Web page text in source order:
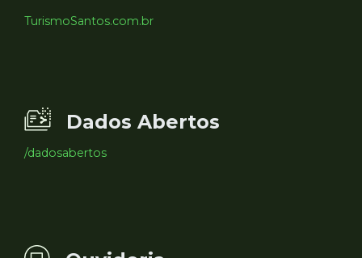
TurismoSantos.com.br
Dados Abertos
/dadosabertos